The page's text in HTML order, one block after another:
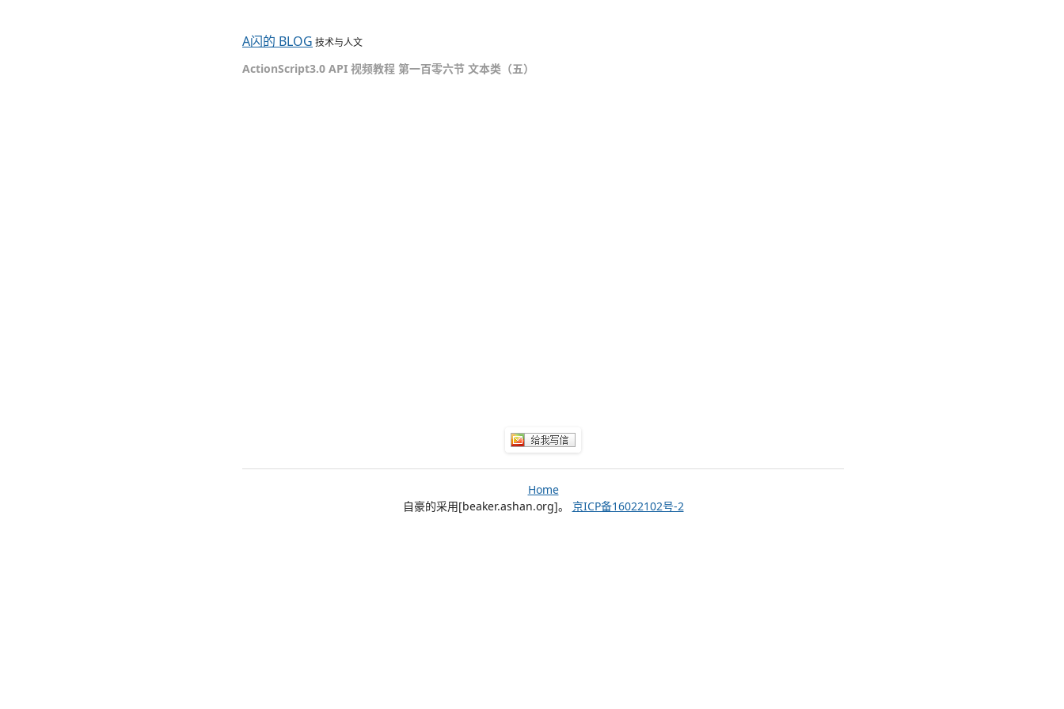
A闪的 BLOG 技术与人文
ActionScript3.0 API 视频教程 第一百零六节 文本类（五）
Home
自豪的采用[beaker.ashan.org]。 京ICP备16022102号-2